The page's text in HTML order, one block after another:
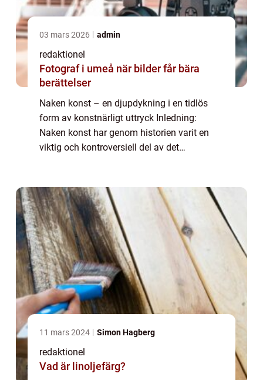
03 mars 2026 admin
redaktionel
Fotograf i umeå när bilder får bära
berättelser
Naken konst – en djupdykning i en tidlös
form av konstnärligt uttryck Inledning:
Naken konst har genom historien varit en
viktig och kontroversiell del av det
öv...
11 mars 2024 Simon Hagberg
redaktionel
Vad är linoljefärg?